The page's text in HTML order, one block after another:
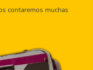
contaremos muchas